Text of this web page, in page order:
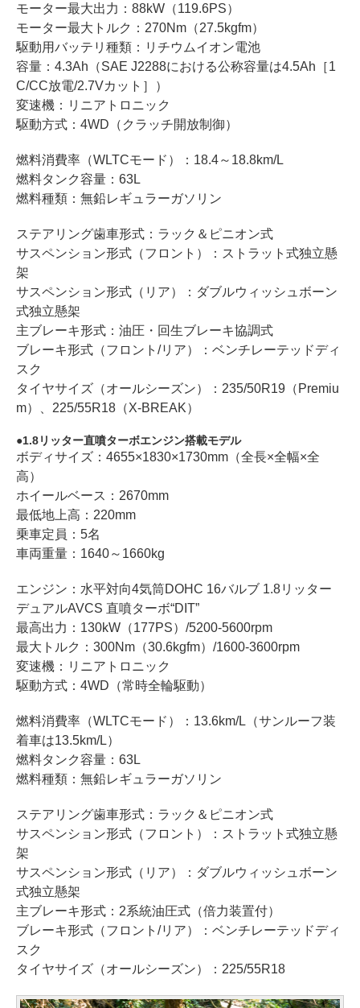
モーター最大出力：88kW（119.6PS）
モーター最大トルク：270Nm（27.5kgfm）
駆動用バッテリ種類：リチウムイオン電池
容量：4.3Ah（SAE J2288における公称容量は4.5Ah［1
C/CC放電/2.7Vカット］）
変速機：リニアトロニック
駆動方式：4WD（クラッチ開放制御）
燃料消費率（WLTCモード）：18.4～18.8km/L
燃料タンク容量：63L
燃料種類：無鉛レギュラーガソリン
ステアリング歯車形式：ラック＆ピニオン式
サスペンション形式（フロント）：ストラット式独立懸
架
サスペンション形式（リア）：ダブルウィッシュボーン
式独立懸架
主ブレーキ形式：油圧・回生ブレーキ協調式
ブレーキ形式（フロント/リア）：ベンチレーテッドディ
スク
タイヤサイズ（オールシーズン）：235/50R19（Premiu
m）、225/55R18（X-BREAK）
1.8リッター直噴ターボエンジン搭載モデル
ボディサイズ：4655×1830×1730mm（全長×全幅×全
高）
ホイールベース：2670mm
最低地上高：220mm
乗車定員：5名
車両重量：1640～1660kg
エンジン：水平対向4気筒DOHC 16バルブ 1.8リッター
デュアルAVCS 直噴ターボ“DIT”
最高出力：130kW（177PS）/5200-5600rpm
最大トルク：300Nm（30.6kgfm）/1600-3600rpm
変速機：リニアトロニック
駆動方式：4WD（常時全輪駆動）
燃料消費率（WLTCモード）：13.6km/L（サンルーフ装
着車は13.5km/L）
燃料タンク容量：63L
燃料種類：無鉛レギュラーガソリン
ステアリング歯車形式：ラック＆ピニオン式
サスペンション形式（フロント）：ストラット式独立懸
架
サスペンション形式（リア）：ダブルウィッシュボーン
式独立懸架
主ブレーキ形式：2系統油圧式（倍力装置付）
ブレーキ形式（フロント/リア）：ベンチレーテッドディ
スク
タイヤサイズ（オールシーズン）：225/55R18